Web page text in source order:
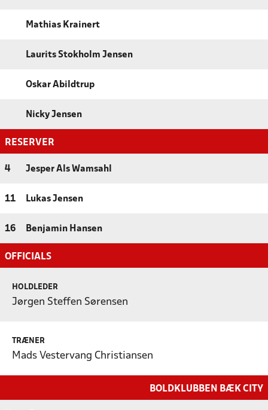
Mathias Krainert
Laurits Stokholm Jensen
Oskar Abildtrup
Nicky Jensen
RESERVER
4 Jesper Als Wamsahl
11 Lukas Jensen
16 Benjamin Hansen
OFFICIALS
HOLDLEDER
Jørgen Steffen Sørensen
TRÆNER
Mads Vestervang Christiansen
BOLDKLUBBEN BÆK CITY